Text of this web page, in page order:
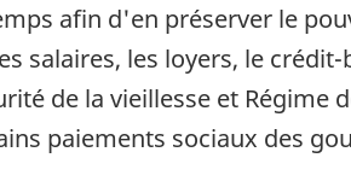
afin d'en préserver le
salaires, les loyers, le
de la vieillesse et Régime
paiements sociaux des